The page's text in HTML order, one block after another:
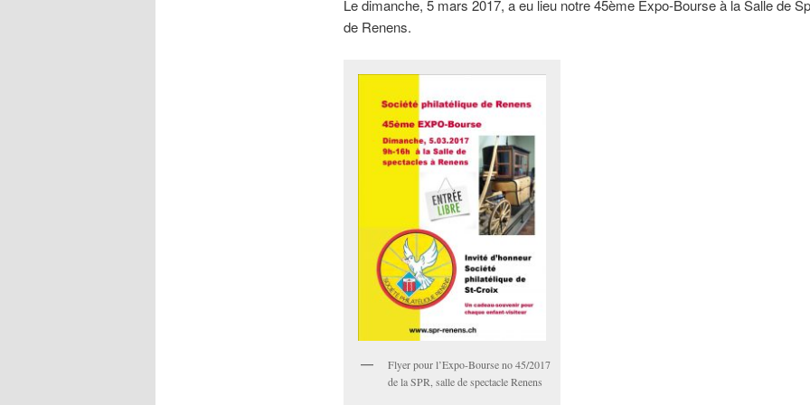
Le dimanche, 5 mars 2017, a eu lieu notre 45ème Expo-Bourse à la Salle de
de Renens.
Flyer pour l’Expo-Bourse no 45/2017
de la SPR, salle de spectacle Renens